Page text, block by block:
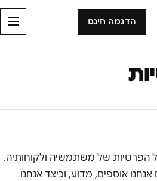
הדגמה חינם
הפרטיות של משתמשיה ולקוחותיה.
אוספים, מדוע, וכיצד אנחנו